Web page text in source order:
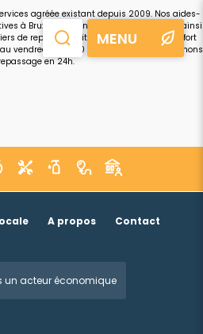
MENU
agréée existant depuis 2009. Nos aides-
à Bruxelles et en périphérie bruxelloise ainsi
de repassage situés à Watermael-Boistfort
vendredi de 7h30 à 18h. Nous y réceptionnons
en 24h.
A propos Contact
un acteur économique